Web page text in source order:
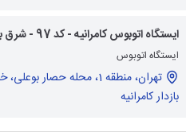
ایستگاه اتوبوس کامرانیه - کد 97 - شرق به غرب
ایستگاه اتوبوس
تهران، منطقه 1، محله حصار
بازدار کامرانیه